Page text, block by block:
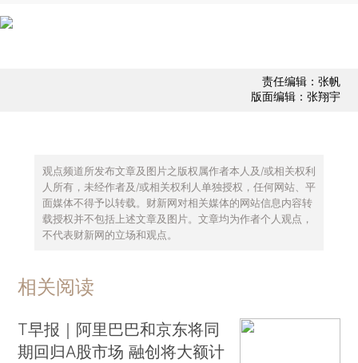
责任编辑：张帆
版面编辑：张翔宇
观点频道所发布文章及图片之版权属作者本人及/或相关权利
人所有，未经作者及/或相关权利人单独授权，任何网站、平
面媒体不得予以转载。财新网对相关媒体的网站信息内容转
载授权并不包括上述文章及图片。文章均为作者个人观点，
不代表财新网的立场和观点。
相关阅读
T早报｜阿里巴巴和京东将同
期回归A股市场 融创将大额计